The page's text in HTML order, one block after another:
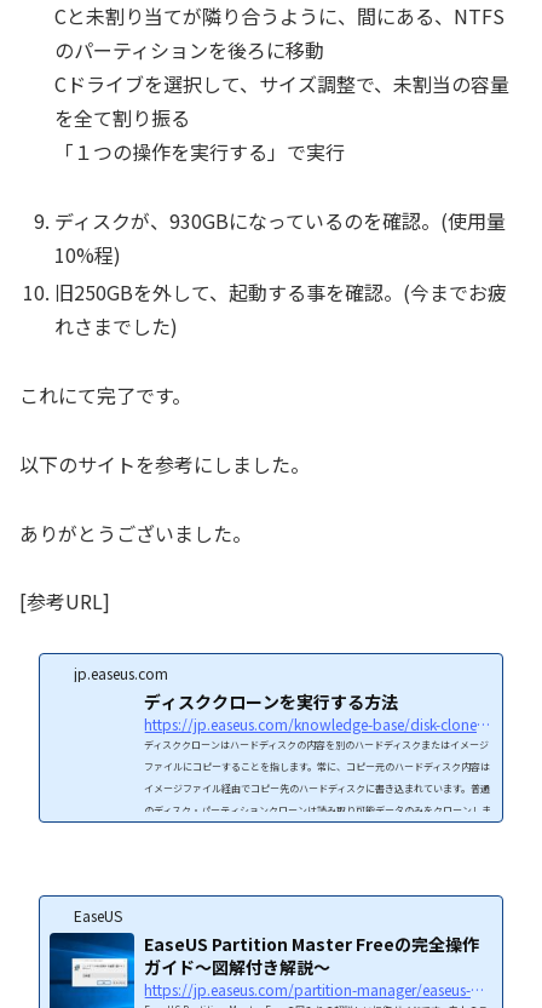
Cと未割り当てが隣り合うように、間にある、NTFS
のパーティションを後ろに移動
Cドライブを選択して、サイズ調整で、未割当の容量
を全て割り振る
「１つの操作を実行する」で実行
ディスクが、930GBになっているのを確認。(使用量
10%程)
旧250GBを外して、起動する事を確認。(今までお疲
れさまでした)
これにて完了です。
以下のサイトを参考にしました。
ありがとうございました。
[参考URL]
jp.easeus.com
ディスククローンを実行する方法
https://jp.easeus.com/knowledge-base/disk-clone-guide.html
ディスククローンはハードディスクの内容を別のハードディスクまたはイメージ
ファイルにコピーすることを指します。常に、コピー元のハードディスク内容は
イメージファイル経由でコピー先のハードディスクに書き込まれています。普通
のディスク・パーティションクローンは読み取り可能データのみをクローンしま
EaseUS
EaseUS Partition Master Freeの完全操作
ガイド～図解付き解説～
https://jp.easeus.com/partition-manager/easeus-partition-master-free-guide-with-picture.html